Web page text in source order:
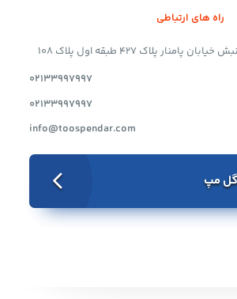
راه های ارتباطی
پلاک 427 طبقه اول پلاک 108
02133997997
02133997997
info@toospendar.com
مپ